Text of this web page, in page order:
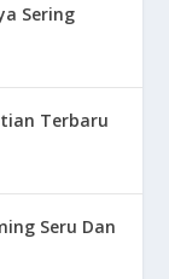
Sering
Terbaru
Seru Dan